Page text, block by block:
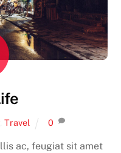
,Travel 0
ac, feugiat sit amet